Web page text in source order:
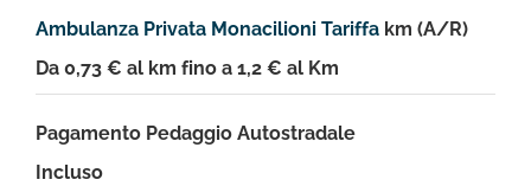
Ambulanza Privata Monacilioni Tariffa km (A/R)
Da 0,73 € al km fino a 1,2 € al Km
Pagamento Pedaggio Autostradale
Incluso